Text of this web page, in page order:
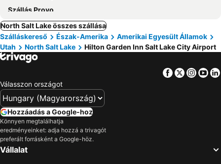
Szállás Provo
North Salt Lake összes szállása
Szálláskereső
Észak-Amerika
Amerikai Egyesült Államok
Utah
North Salt Lake Hilton Garden Inn Salt Lake City Airport
Facebook
Twitter
Válasszon országot
Hozzáadás a Google-hoz
Könnyen megtalálhatja
eredményeinket: adja hozzá a trivagót
preferált forrásként a Google-höz.
Vállalat